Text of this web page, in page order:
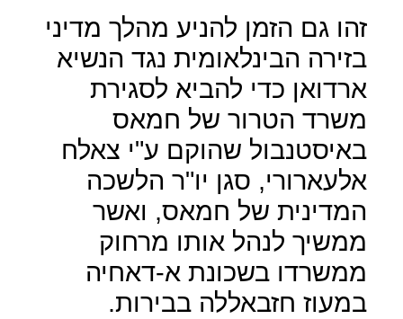
זהו גם הזמן להניע מהלך מדיני
בזירה הבינלאומית נגד הנשיא
ארדואן כדי להביא לסגירת
משרד הטרור של חמאס
באיסטנבול שהוקם ע"י צאלח
אלעארורי, סגן יו"ר הלשכה
המדינית של חמאס, ואשר
ממשיך לנהל אותו מרחוק
ממשרדו בשכונת א-דאחיה
במעוז חזבאללה בבירות.